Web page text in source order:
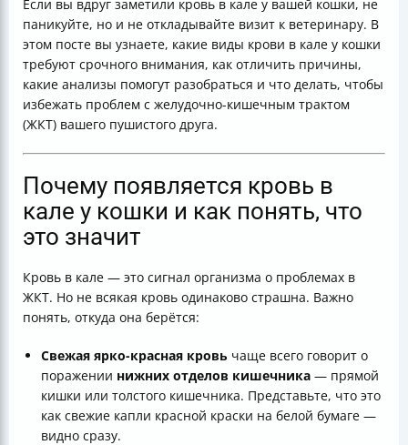
Итог — что делать, если вы увидели кровь в кале у
кота
Полезные ссылки
Если вы вдруг заметили кровь в кале у вашей кошки, не
паникуйте, но и не откладывайте визит к ветеринару. В
этом посте вы узнаете, какие виды крови в кале у кошки
требуют срочного внимания, как отличить причины,
какие анализы помогут разобраться и что делать, чтобы
избежать проблем с желудочно-кишечным трактом
(ЖКТ) вашего пушистого друга.
Почему появляется кровь в
кале у кошки и как понять, что
это значит
Кровь в кале — это сигнал организма о проблемах в
ЖКТ. Но не всякая кровь одинаково страшна. Важно
понять, откуда она берётся:
Свежая ярко-красная кровь чаще всего говорит о
поражении нижних отделов кишечника — прямой
кишки или толстого кишечника. Представьте, что это
как свежие капли красной краски на белой бумаге —
видно сразу.